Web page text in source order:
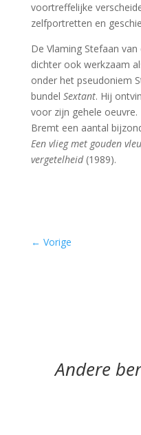
voortreffelijke
zelfportretten en
De Vlaming Stefaan
dichter ook werkzaam
onder het pseudoniem
bundel Sextant. Hij
voor zijn gehele oeuvre.
Bremt een aantal
Een vlieg met gouden
vergetelheid(1989).
← Vorige
Andere